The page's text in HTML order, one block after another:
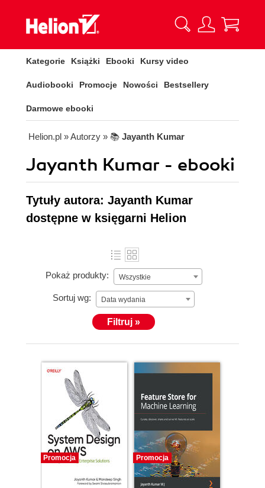
Kategorie Książki Ebooki Kursy video
Audiobooki Promocje Nowości Bestsellery
Darmowe ebooki
Helion.pl » Autorzy » 📚 Jayanth Kumar
Jayanth Kumar - ebooki
Tytuły autora: Jayanth Kumar
dostępne w księgarni Helion
Pokaż produkty: Wszystkie
Sortuj wg: Data wydania
Filtruj »
Promocja Promocja